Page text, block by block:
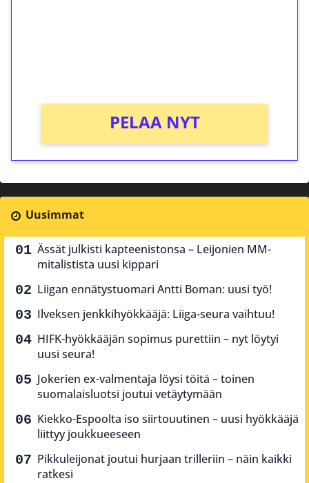
PELAA NYT
Uusimmat
Ässät julkisti kapteenistonsa – Leijonien MM-
mitalistista uusi kippari
Liigan ennätystuomari Antti Boman: uusi työ!
Ilveksen jenkkihyökkääjä: Liiga-seura vaihtuu!
HIFK-hyökkääjän sopimus purettiin – nyt löytyi
uusi seura!
Jokerien ex-valmentaja löysi töitä – toinen
suomalaisluotsi joutui vetäytymään
Kiekko-Espoolta iso siirtouutinen – uusi hyökkääjä
liittyy joukkueeseen
Pikkuleijonat joutui hurjaan trilleriin – näin kaikki
ratkesi